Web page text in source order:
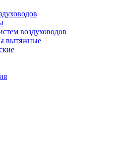
воздуховодов
вытяжные